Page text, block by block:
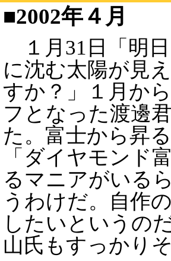
■2002年４月
１月31日「明
に沈む太陽が見
すか？」１月か
フとなった渡邊
た。富士から昇
「ダイヤモンド
るマニアがいる
うわけだ。自作
したいというの
山氏もすっかり